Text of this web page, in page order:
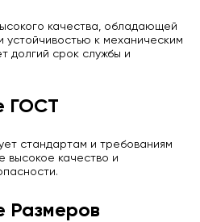
качества, обладающей
к механическим
долгий срок службы и
ГОСТ
стандартам и требованиям
высокое качество и
Размеров